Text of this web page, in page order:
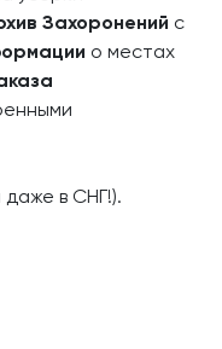
Захоронений с
о местах
в СНГ!).